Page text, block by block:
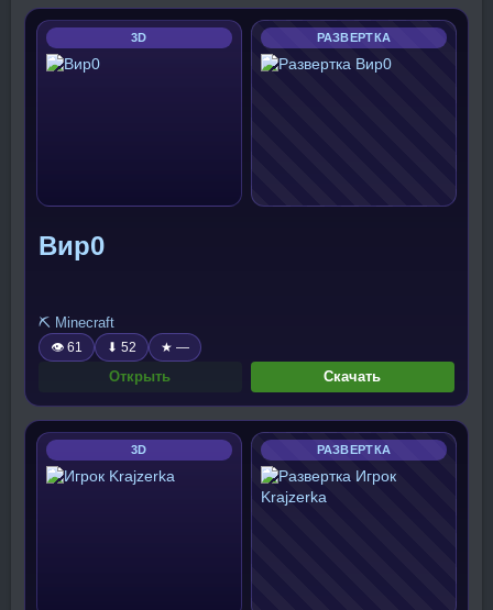
3D РАЗВЕРТКА
Вир0
⛏️ Minecraft
👁 61 ⬇ 52 ★ —
Открыть Скачать
3D РАЗВЕРТКА